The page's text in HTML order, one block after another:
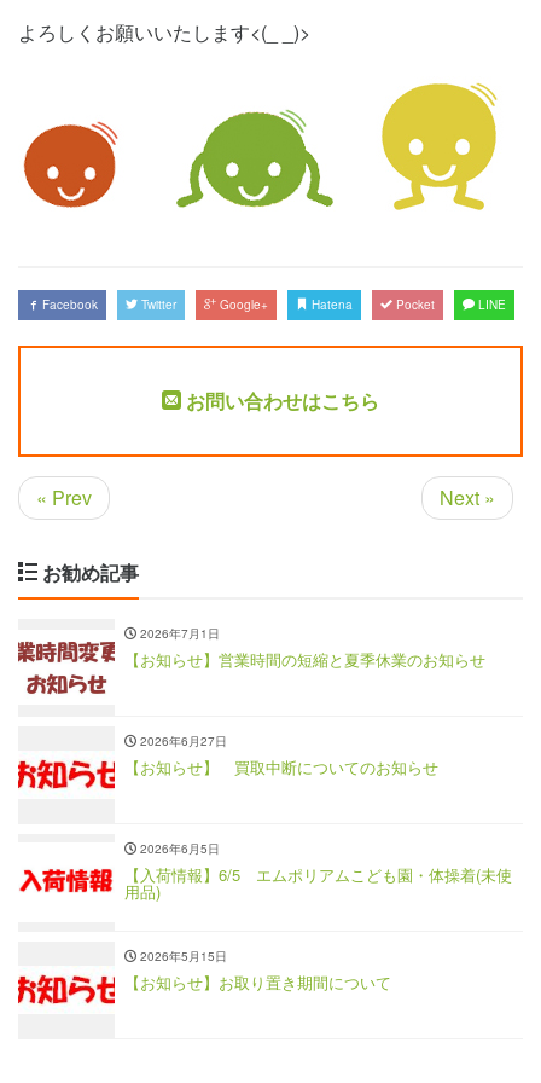
よろしくお願いいたします<(_ _)>
Facebook Twitter Google+ Hatena Pocket LINE
お問い合わせはこちら
« Prev Next »
お勧め記事
2026年7月1日
【お知らせ】営業時間の短縮と夏季休業のお知らせ
2026年6月27日
【お知らせ】 買取中断についてのお知らせ
2026年6月5日
【入荷情報】6/5 エムポリアムこども園・体操着(未使
用品)
2026年5月15日
【お知らせ】お取り置き期間について